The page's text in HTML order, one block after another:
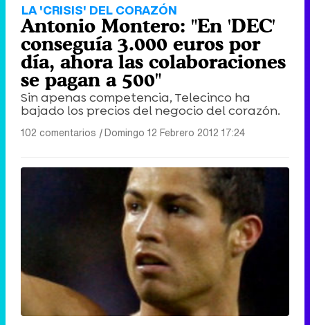
LA 'CRISIS' DEL CORAZÓN
Antonio Montero: "En 'DEC'
conseguía 3.000 euros por
día, ahora las colaboraciones
se pagan a 500"
Sin apenas competencia, Telecinco ha
bajado los precios del negocio del corazón.
102 comentarios |Domingo 12 Febrero 2012 17:24